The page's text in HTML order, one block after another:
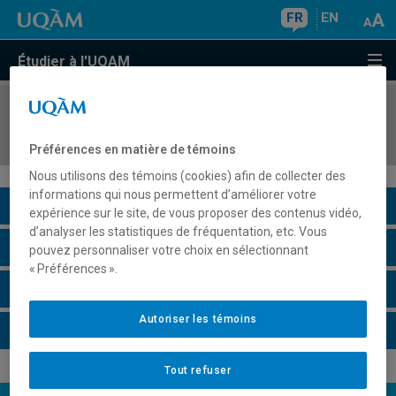
FR EN
Étudier à l'UQAM
COURS//
Description du cours
Horaire - Été 2026
Préférences en matière de témoins
Nous utilisons des témoins (cookies) afin de collecter des
informations qui nous permettent d’améliorer votre
expérience sur le site, de vous proposer des contenus vidéo,
d’analyser les statistiques de fréquentation, etc. Vous
pouvez personnaliser votre choix en sélectionnant
« Préférences ».
Tout refuser
Autoriser les témoins